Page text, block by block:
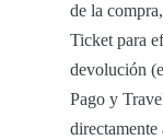
de la
Ticket para
devolución
Pago y